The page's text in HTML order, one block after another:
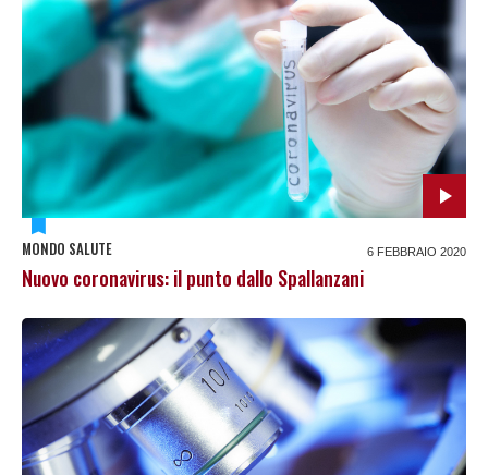
MONDO SALUTE 6 FEBBRAIO 2020
Nuovo coronavirus: il punto dallo Spallanzani